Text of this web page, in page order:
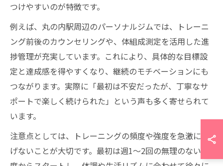
つけやすいのが特徴です。
例えば、丸の内駅周辺のパーソナルジムでは、トレーニ
ング前後のカウンセリングや、体組成測定を活用した進
捗管理が充実しています。これにより、具体的な目標設
定と達成感を得やすくなり、継続のモチベーションにも
つながります。実際に「最初は不安だったが、丁寧なサ
ポートで楽しく続けられた」という声も多く寄せられて
います。
注意点としては、トレーニングの頻度や強度を急激に上
げないことが大切です。最初は週1～2回の無理のない頻